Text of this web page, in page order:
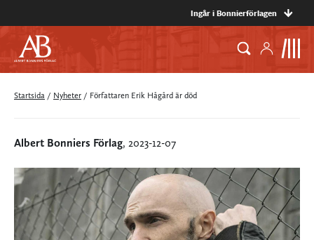
Ingår i Bonnierförlagen
Startsida / Nyheter / Författaren Erik Hågård är död
Albert Bonniers Förlag, 2023-12-07